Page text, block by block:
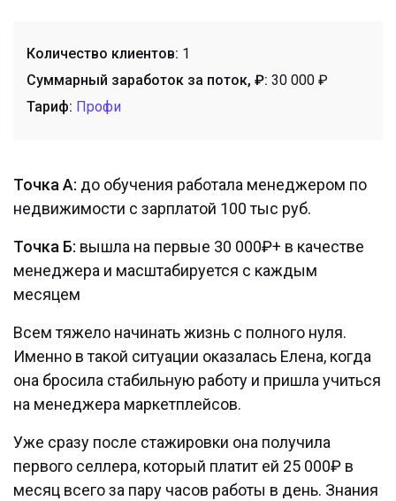
Количество клиентов: 1
Суммарный заработок за поток, ₽: 30 000 ₽
Тариф: Профи
Точка А: до обучения работала менеджером по
недвижимости с зарплатой 100 тыс руб.
Точка Б: вышла на первые 30 000₽+ в качестве
менеджера и масштабируется с каждым
месяцем
Всем тяжело начинать жизнь с полного нуля.
Именно в такой ситуации оказалась Елена, когда
она бросила стабильную работу и пришла учиться
на менеджера маркетплейсов.
Уже сразу после стажировки она получила
первого селлера, который платит ей 25 000₽ в
месяц всего за пару часов работы в день. Знания